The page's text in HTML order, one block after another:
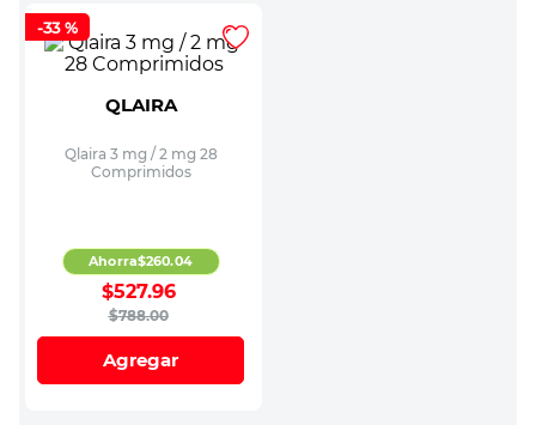
-33 %
QLAIRA
Qlaira 3 mg / 2 mg 28
Comprimidos
$788.00
$527.96
Ahorra$260.04
Agregar